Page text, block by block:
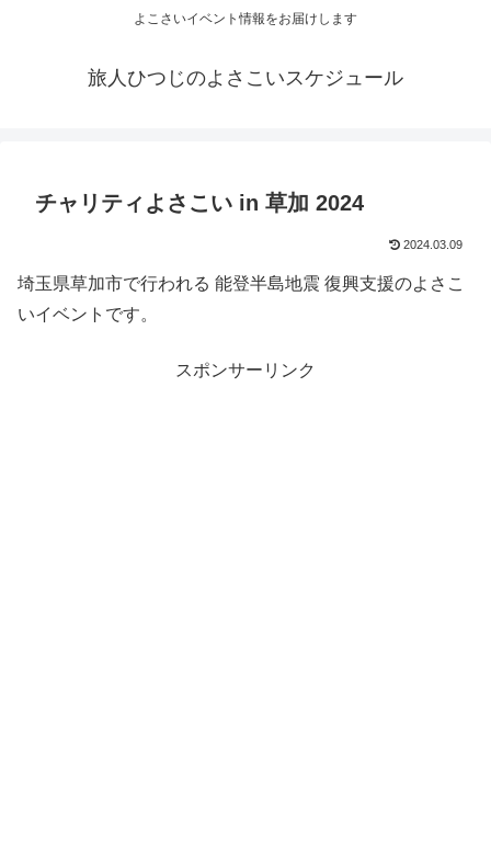
よこさいイベント情報をお届けします
旅人ひつじのよさこいスケジュール
チャリティよさこい in 草加 2024
2024.03.09
埼玉県草加市で行われる 能登半島地震 復興支援のよさこ
いイベントです。
スポンサーリンク